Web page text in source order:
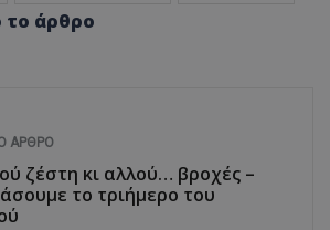
άρθρο
ΆΡΘΡΟ
ζέστη κι αλλού… βροχές –
το τριήμερο του